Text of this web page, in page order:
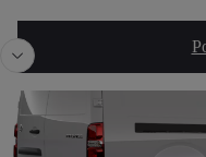
Poprzedni